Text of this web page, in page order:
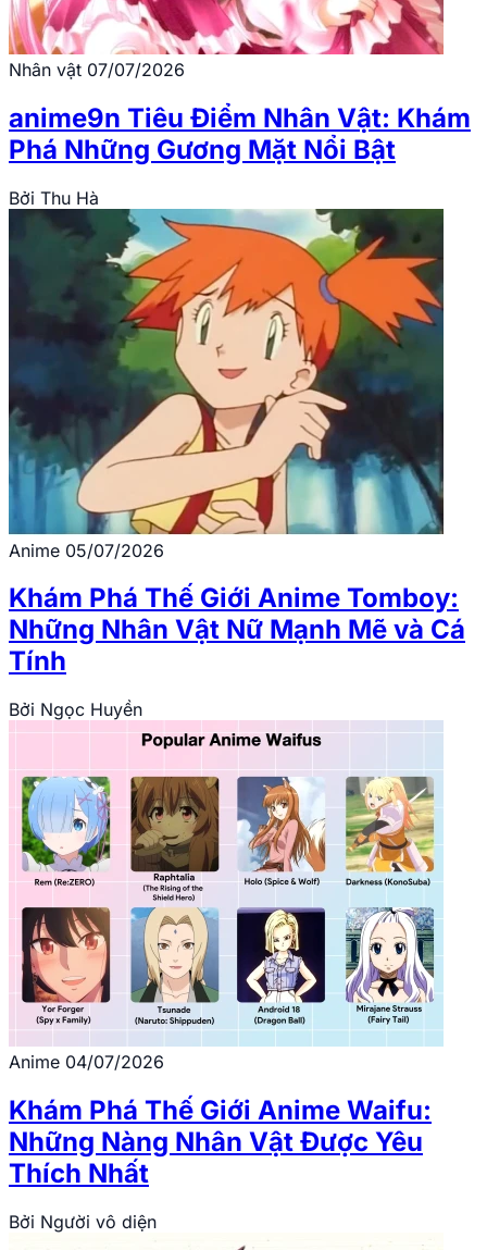
Nhân vật 07/07/2026
anime9n Tiêu Điểm Nhân Vật: Khám
Phá Những Gương Mặt Nổi Bật
Bởi Thu Hà
Anime 05/07/2026
Khám Phá Thế Giới Anime Tomboy:
Những Nhân Vật Nữ Mạnh Mẽ và Cá
Tính
Bởi Ngọc Huyền
Anime 04/07/2026
Khám Phá Thế Giới Anime Waifu:
Những Nàng Nhân Vật Được Yêu
Thích Nhất
Bởi Người vô diện